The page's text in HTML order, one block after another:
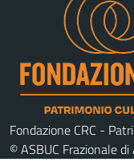
Fondazione CRC -
© ASBUC Frazionale